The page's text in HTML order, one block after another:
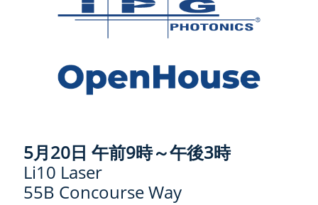
5月20日 午前9時～午後3時
Li10 Laser
55B Concourse Way